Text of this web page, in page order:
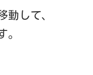
動して、
。